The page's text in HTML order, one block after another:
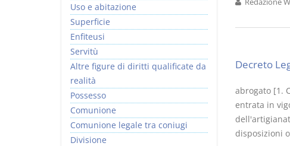
Redazione
Decreto
abrogato [1.
entrata in
disposizioni
Uso e abitazione
Superficie
Enfiteusi
Servitù
Altre figure di diritti qualificate da
realità
Possesso
Comunione
Comunione legale tra coniugi
Divisione